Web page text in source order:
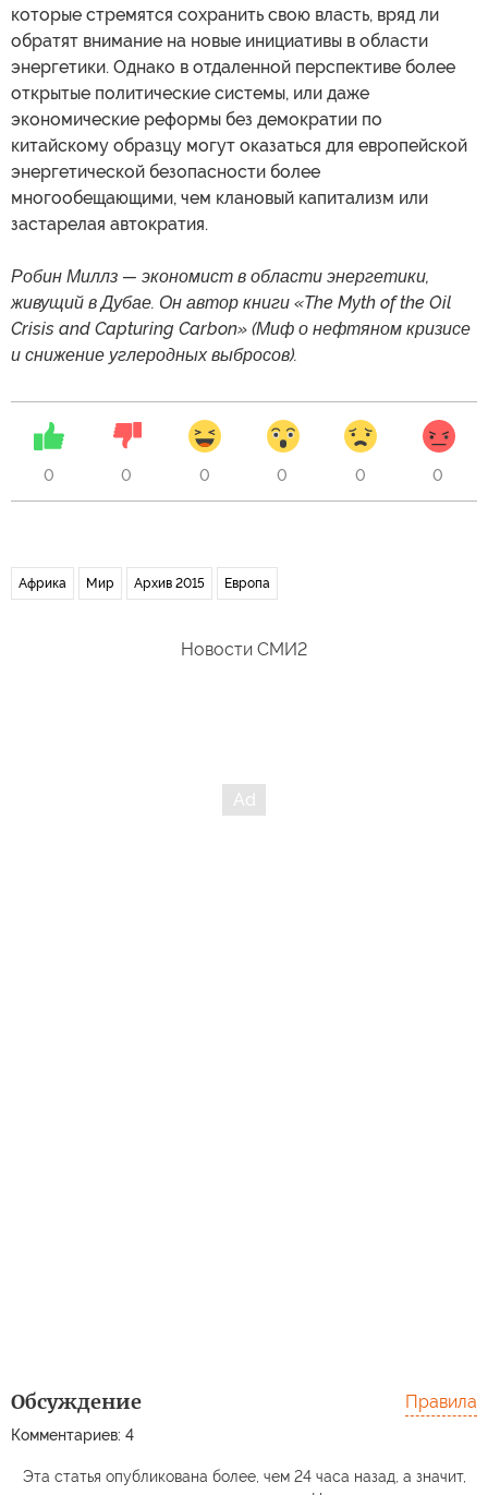
которые стремятся сохранить свою власть, вряд ли
обратят внимание на новые инициативы в области
энергетики. Однако в отдаленной перспективе более
открытые политические системы, или даже
экономические реформы без демократии по
китайскому образцу могут оказаться для европейской
энергетической безопасности более
многообещающими, чем клановый капитализм или
застарелая автократия.
Робин Миллз — экономист в области энергетики,
живущий в Дубае. Он автор книги «The Myth of the Oil
Crisis and Capturing Carbon» (Миф о нефтяном кризисе
и снижение углеродных выбросов).
0 0 0 0 0 0
Африка Мир Архив 2015 Европа
Новости СМИ2
Обсуждение
Комментариев: 4
Правила
Эта статья опубликована более, чем 24 часа назад, а значит,